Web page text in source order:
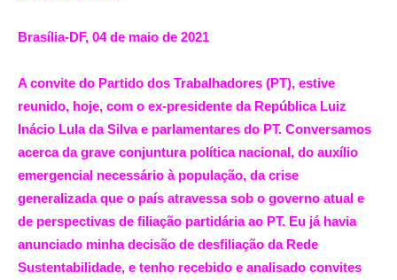
Brasília-DF, 04 de maio de 2021
A convite do Partido dos Trabalhadores (PT), estive
reunido, hoje, com o ex-presidente da República Luiz
Inácio Lula da Silva e parlamentares do PT. Conversamos
acerca da grave conjuntura política nacional, do auxílio
emergencial necessário à população, da crise
generalizada que o país atravessa sob o governo atual e
de perspectivas de filiação partidária ao PT. Eu já havia
anunciado minha decisão de desfiliação da Rede
Sustentabilidade, e tenho recebido e analisado convites